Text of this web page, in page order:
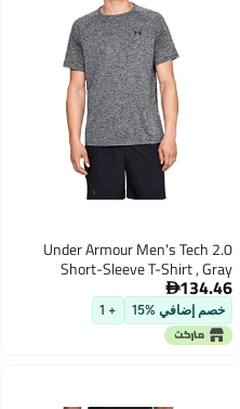
Under Armour Men's Tech 2.0
Short-Sleeve T-Shirt , Gray
(002)/Black, XX-Large
134.46
خصم إضافي %15 + 1